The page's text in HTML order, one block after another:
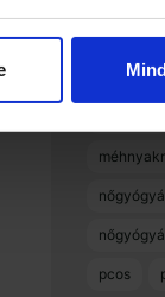
pcos